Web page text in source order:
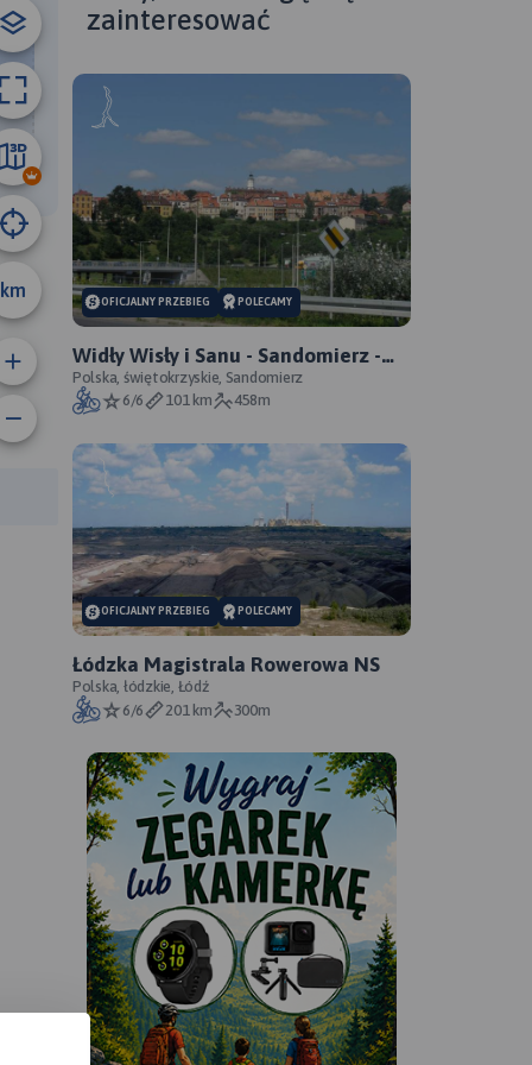
km
km
trasy:
trasy:
zainteresować
OFICJALNY PRZEBIEG POLECAMY
Widły Wisły i Sanu - Sandomierz -
Zawichost - Annopol - oficjalny
przebieg
Polska, świętokrzyskie, Sandomierz
6/6
101 km 458m
OFICJALNY PRZEBIEG POLECAMY
Łódzka Magistrala Rowerowa NS
Polska, łódzkie, Łódź
6/6
201 km 300m